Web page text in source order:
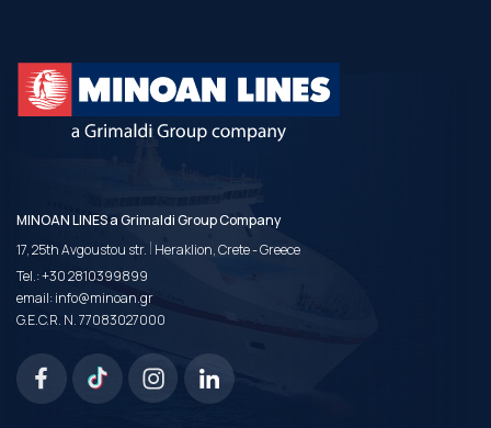
MINOAN LINES a Grimaldi Group Company
17, 25th Avgoustou str. | Heraklion, Crete - Greece
Tel.:+30 2810399899
email:info@minoan.gr
G.E.C.R. N. 77083027000